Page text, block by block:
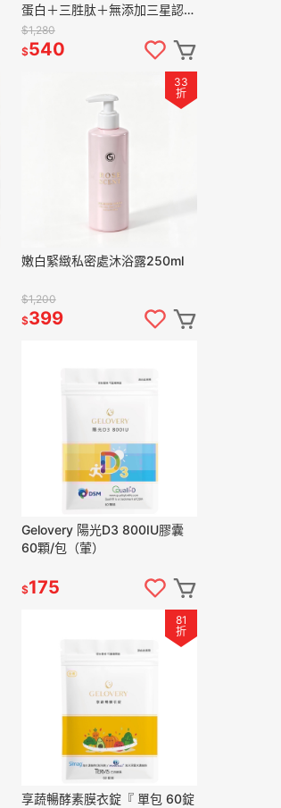
蛋白＋三胜肽＋無添加三星認
證）『 8包/盒 』(葷）
$1,280
$540
33
折
嫩白緊緻私密處沐浴露250ml
$1,200
$399
Gelovery 陽光D3 800IU膠囊
60顆/包（葷）
$175
81
折
享蔬暢酵素膜衣錠『 單包 60錠